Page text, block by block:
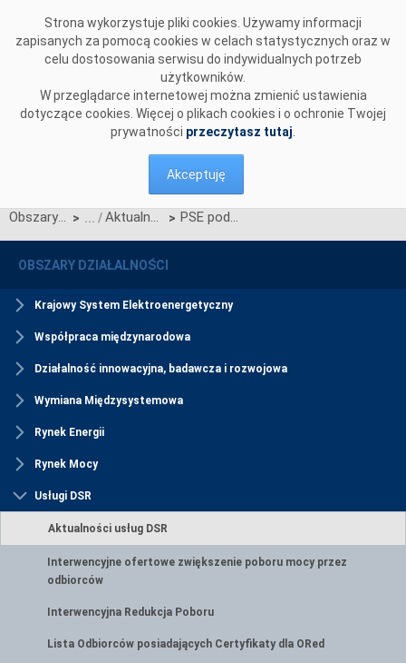
Strona wykorzystuje pliki cookies. Używamy informacji
zapisanych za pomocą cookies w celach statystycznych oraz w
celu dostosowania serwisu do indywidualnych potrzeb
użytkowników.
W przeglądarce internetowej można zmienić ustawienia
dotyczące cookies. Więcej o plikach cookies i o ochronie Twojej
prywatności przeczytasz tutaj
Akceptuję
Obszary działalności > Aktualności usług DSR > PSE podpisały umowy na usługę Interwencyjnej Redukcji Poboru na okres od 1.04.2021 r. do 31.03.2022 r.
OBSZARY DZIAŁALNOŚCI
Krajowy System Elektroenergetyczny
Współpraca międzynarodowa
Działalność innowacyjna, badawcza i rozwojowa
Wymiana Międzysystemowa
Rynek Energii
Rynek Mocy
Usługi DSR
Aktualności usług DSR
Interwencyjne ofertowe zwiększenie poboru mocy przez
odbiorców
Interwencyjna Redukcja Poboru
Lista Odbiorców posiadających Certyfikaty dla ORed